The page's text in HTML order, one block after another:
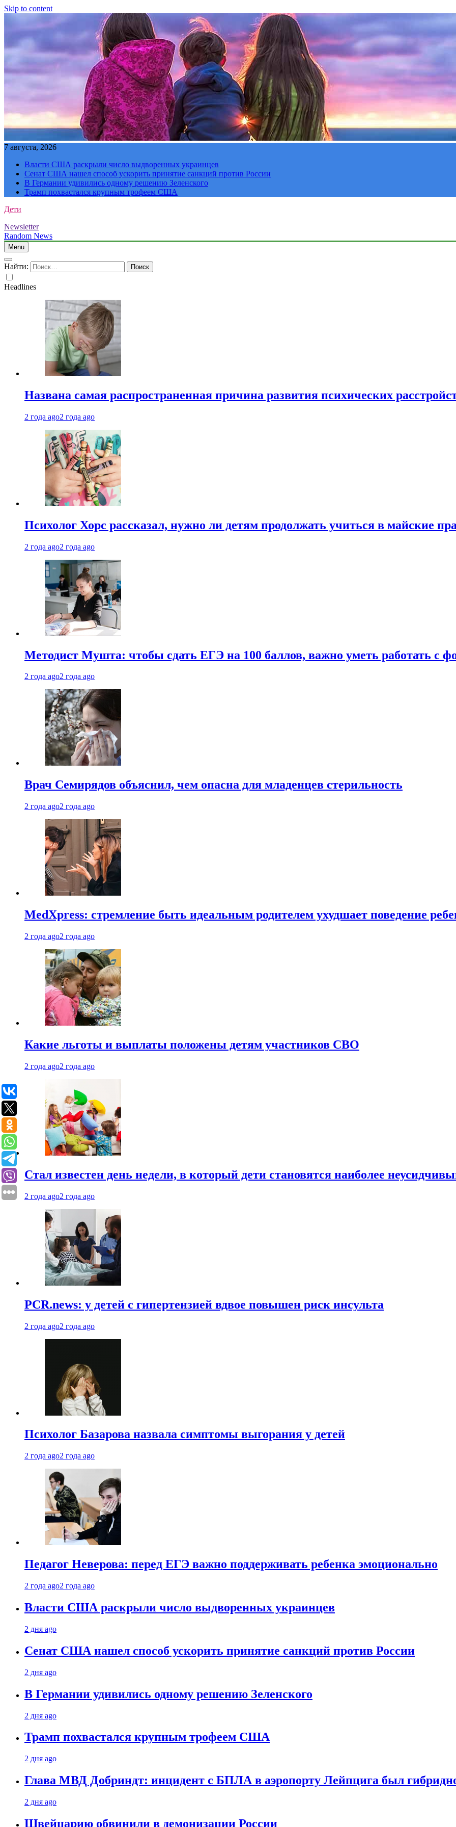
Skip to content
7 августа, 2026
Власти США раскрыли число выдворенных украинцев
Сенат США нашел способ ускорить принятие санкций против России
В Германии удивились одному решению Зеленского
Трамп похвастался крупным трофеем США
Дети
Newsletter
Random News
Menu
Найти:
Headlines
Названа самая распространенная причина развития психических
2 года ago2 года ago
Психолог Хорс рассказал, нужно ли детям продолжать учиться в майские
2 года ago2 года ago
Методист Мушта: чтобы сдать ЕГЭ на 100 баллов, важно уметь работать с
2 года ago2 года ago
Врач Семирядов объяснил, чем опасна для младенцев стерильность
2 года ago2 года ago
MedXpress: стремление быть идеальным родителем ухудшает поведение
2 года ago2 года ago
Какие льготы и выплаты положены детям участников СВО
2 года ago2 года ago
Стал известен день недели, в который дети становятся наиболее
2 года ago2 года ago
PCR.news: у детей с гипертензией вдвое повышен риск инсульта
2 года ago2 года ago
Психолог Базарова назвала симптомы выгорания у детей
2 года ago2 года ago
Педагог Неверова: перед ЕГЭ важно поддерживать ребенка эмоционально
2 года ago2 года ago
Власти США раскрыли число выдворенных украинцев
2 дня ago
Сенат США нашел способ ускорить принятие санкций против России
2 дня ago
В Германии удивились одному решению Зеленского
2 дня ago
Трамп похвастался крупным трофеем США
2 дня ago
Глава МВД Добриндт: инцидент с БПЛА в аэропорту Лейпцига был
2 дня ago
Швейцарию обвинили в демонизации России